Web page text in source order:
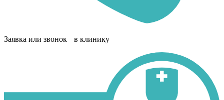
Заявка или звонок в клинику